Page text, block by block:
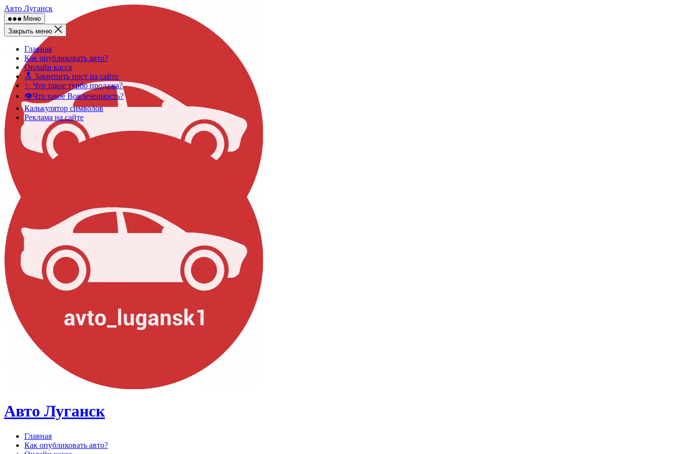
Skip
to
content
Авто Луганск
Меню
Закрыть меню
Главная
Как опубликовать авто?
Онлайн касса
🔝 Закрепить пост на сайте
✨ Что такое турбо продажа?
👁️Что такое Вовлеченность?
Калькулятор символов
Реклама на сайте
Авто Луганск
Главная
Как опубликовать авто?